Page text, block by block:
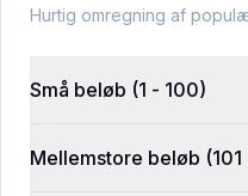
Hurtig omregning af
Små beløb (1 - 100)
Mellemstore beløb